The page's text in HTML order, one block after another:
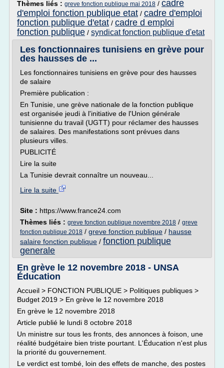
Thèmes liés : greve fonction publique mai 2018 / cadre
d'emploi fonction publique etat / cadre d'emploi
fonction publique d'etat / cadre d emploi
fonction publique / syndicat fonction publique d'etat
Les fonctionnaires tunisiens en grève pour
des hausses de ...
Les fonctionnaires tunisiens en grève pour des hausses
de salaire
Première publication :
En Tunisie, une grève nationale de la fonction publique
est organisée jeudi à l'initiative de l'Union générale
tunisienne du travail (UGTT) pour réclamer des hausses
de salaires. Des manifestations sont prévues dans
plusieurs villes.
PUBLICITÉ
Lire la suite
La Tunisie devrait connaître un nouveau...
Lire la suite
Site : https://www.france24.com
Thèmes liés : greve fonction publique novembre 2018 / greve
fonction publique 2018 / greve fonction publique / hausse
salaire fonction publique / fonction publique
generale
En grève le 12 novembre 2018 - UNSA
Éducation
Accueil > FONCTION PUBLIQUE > Politiques publiques >
Budget 2019 > En grève le 12 novembre 2018
En grève le 12 novembre 2018
Article publié le lundi 8 octobre 2018
Un ministre sur tous les fronts, des annonces à foison, une
réalité budgétaire bien triste pourtant. L'Éducation n'est plus
la priorité du gouvernement.
Le verdict est tombé, loin des effets de manche, des postes